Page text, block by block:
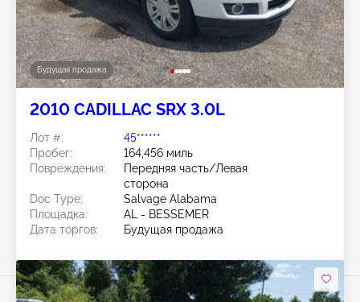
Будущая продажа
2010 CADILLAC SRX 3.0L
Лот #:
45******
Пробег:
164,456 миль
Повреждения:
Передняя часть/Левая
сторона
Doc Type:
Salvage Alabama
Площадка:
AL - BESSEMER
Дата торгов:
Будущая продажа